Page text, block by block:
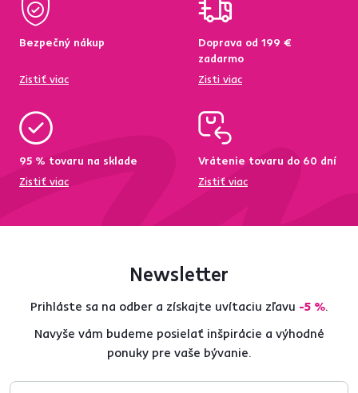
Bezpečný nákup
Zistiť viac
Doprava od 199 €
zadarmo
Zisti viac
95 % tovaru na sklade
Zistiť viac
Vrátenie tovaru do 60 dní
Zistiť viac
Newsletter
Prihláste sa na odber a získajte uvítaciu zľavu -5 %.
Navyše vám budeme posielať inšpirácie a výhodné
ponuky pre vaše bývanie.